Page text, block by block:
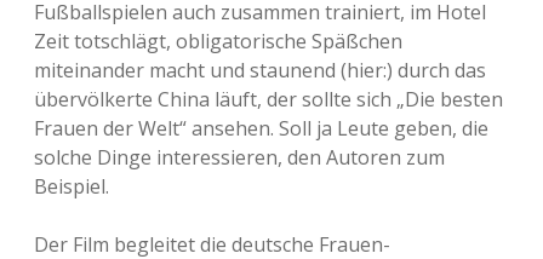
Fußballspielen auch zusammen trainiert, im Hotel
Zeit totschlägt, obligatorische Späßchen
miteinander macht und staunend (hier:) durch das
übervölkerte China läuft, der sollte sich „Die besten
Frauen der Welt“ ansehen. Soll ja Leute geben, die
solche Dinge interessieren, den Autoren zum
Beispiel.
Der Film begleitet die deutsche Frauen-